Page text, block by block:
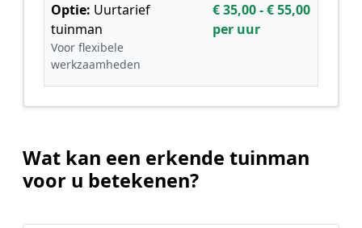
Optie: Uurtarief
tuinman
Voor flexibele
werkzaamheden
€ 35,00 - € 55,00
per uur
Wat kan een erkende tuinman
voor u betekenen?